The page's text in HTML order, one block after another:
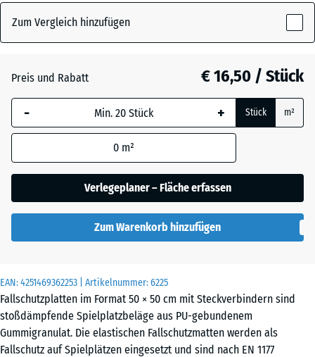
EAN:4251469362253 | Artikelnummer:6225
Fallschutzplatten im Format 50 × 50 cm mit Steckverbindern sind
stoßdämpfende Spielplatzbeläge aus PU-gebundenem
Gummigranulat. Die elastischen Fallschutzmatten werden als
Fallschutz auf Spielplätzen eingesetzt und sind nach EN 1177
500
Die gewählte, blau
umrandete
Abmessung wird
Produktdaten nicht
anders angegeben)
für die
Bedarfsberechnung
x
50
x
4,5
cm
Zum Vergleich hinzufügen
Preis und Rabatt € 16,50 / Stück
- + Stück m²
0 m²
Verlegeplaner – Fläche erfassen
Zum Warenkorb hinzufügen